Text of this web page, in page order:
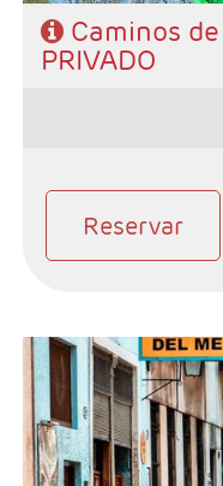
Caminos
PRIVADO
Reservar
- Salidas: Diarias
- Ruta: 3 noches
noches Trinidad, 3
Habana
- Categoría hotelera:
- Régimen: Según